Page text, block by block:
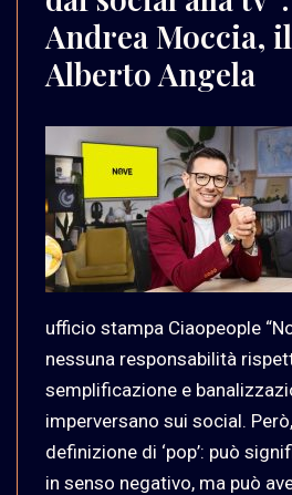
Andrea Moccia,
Alberto Angela
ufficio stampa Ciaopeople
nessuna responsabilità
semplificazione e
imperversano sui social.
definizione di ‘pop’: può
in senso negativo, ma può